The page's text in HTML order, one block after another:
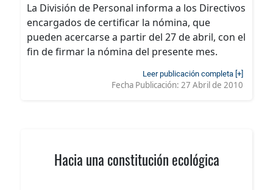
La División de Personal informa a los Directivos
encargados de certificar la nómina, que
pueden acercarse a partir del 27 de abril, con el
fin de firmar la nómina del presente mes.
Leer publicación completa [+]
Fecha Publicación: 27 Abril de 2010
Hacia una constitución ecológica